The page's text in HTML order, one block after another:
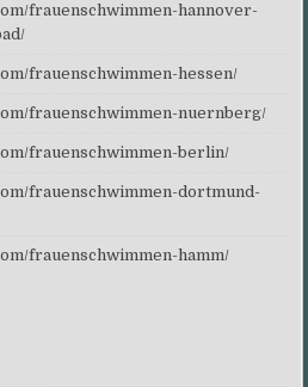
frauenschwimmen-hannover-
frauenschwimmen-hessen/
frauenschwimmen-nuernberg/
frauenschwimmen-berlin/
frauenschwimmen-dortmund-
frauenschwimmen-hamm/